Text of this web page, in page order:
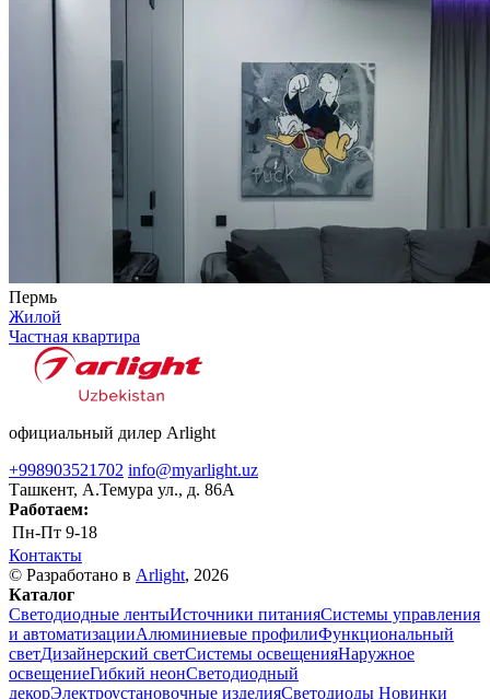
Пермь
Жилой
Частная квартира
официальный дилер Arlight
+998903521702 info@myarlight.uz
Ташкент, А.Темура ул., д. 86А
Работаем:
Пн-Пт 9-18
Контакты
© Разработано в Arlight, 2026
Каталог
Светодиодные лентыИсточники питанияСистемы управления
и автоматизацииАлюминиевые профилиФункциональный
светДизайнерский светСистемы освещенияНаружное
освещениеГибкий неонСветодиодный
декорЭлектроустановочные изделияСветодиоды Новинки